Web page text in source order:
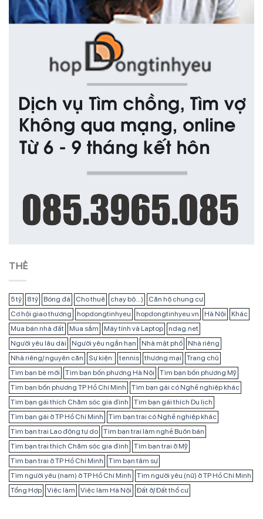
THẺ
5 tỷ 8 tỷ Bóng đá Cho thuê chạy bộ...)
Căn hộ chung cư
Cơ hội giao thương
hopdongtinhyeu hopdongtinhyeu.vn Hà Nội
Khác
Mua bán nhà đất
Mua sắm Máy tính và Laptop
ndag.net
Người yêu lâu dài
Người yêu ngắn hạn Nhà mặt phố
Nhà riêng
Nhà riêng/ nguyên căn
Sự kiện: tennis thương mại
Trang chủ
Tìm bạn bè mới
Tìm bạn bốn phương Hà Nội
Tìm bạn bốn phương Mỹ
Tìm bạn bốn phương TP Hồ Chí Minh
Tìm bạn gái có Nghề nghiệp khác
Tìm bạn gái thích Chăm sóc gia đình
Tìm bạn gái thích Du lịch
Tìm bạn gái ở TP Hồ Chí Minh
Tìm bạn trai có Nghề nghiệp khác
Tìm bạn trai Lao động tự do
Tìm bạn trai làm nghề Buôn bán
Tìm bạn trai thích Chăm sóc gia đình
Tìm bạn trai ở Mỹ
Tìm bạn trai ở TP Hồ Chí Minh
Tìm bạn tâm sự
Tìm người yêu (nam) ở TP Hồ Chí Minh
Tìm người yêu (nữ) ở TP Hồ Chí Minh
Tổng Hợp
Việc làm Việc làm Hà Nội Đất ở/ Đất thổ cư